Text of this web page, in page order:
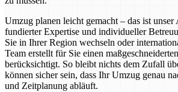
Umzug planen leicht gemacht – das ist
fundierter Expertise und individueller
Sie in Ihrer Region wechseln oder
Team erstellt für Sie einen
berücksichtigt. So bleibt nichts dem Zufall
können sicher sein, dass Ihr Umzug genau
und Zeitplanung abläuft.